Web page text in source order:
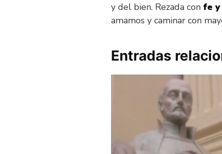
y del bien. Rezada con fe y
amamos y caminar con
Entradas